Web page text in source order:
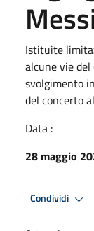
Istituite
alcune vie
svolgimento
del concerto
Data :
28 maggio
Condividi